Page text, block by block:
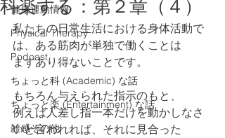
健康運動情報
Physical Therapy
Podcast
ちょっと科 (Academic) な話
ちょっと楽 (Entertainment) な話
雑感その他
科楽する：第２章（４）
私たちの日常生活における身体活動で
は、ある筋肉が単独で働くことは
まずあり得ないことです。
もちろん与えられた指示のもと、
例えば人差し指一本だけを動かしなさ
いと言われれば、それに見合った